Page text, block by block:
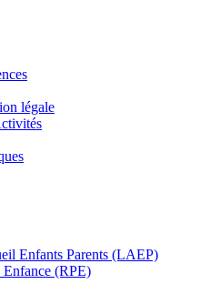
légale
Enfants Parents (LAEP)
Enfance (RPE)